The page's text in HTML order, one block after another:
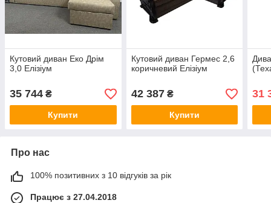
Кутовий диван Еко Дрім
3,0 Елізіум
35 744 ₴
Купити
Кутовий диван Гермес 2,6
коричневий Елізіум
42 387₴
Купити
31
Про нас
100% позитивних з 10 відгуків за рік
Працює з 27.04.2018